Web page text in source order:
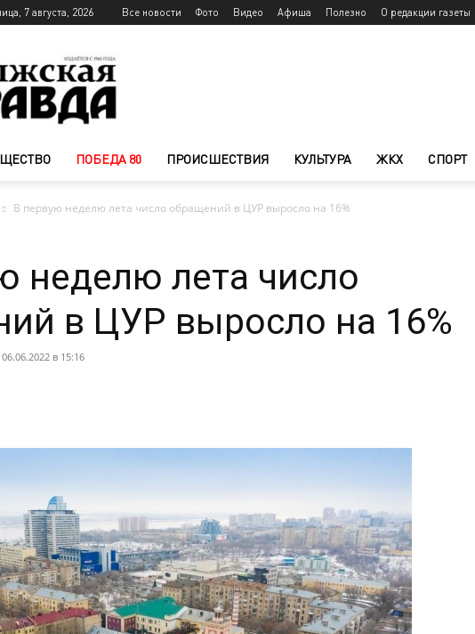
7 августа, 2026 Все новости Фото Видео Афиша Полезно О редакции газеты
Волжского
—
Волжская
ПОБЕДА 80 ПРОИСШЕСТВИЯ КУЛЬТУРА ЖКХ СПОРТ
В первую неделю лета число обращений в ЦУР выросло на 16%
неделю лета число
в ЦУР выросло на 16%
06.06.2022 в 15:16